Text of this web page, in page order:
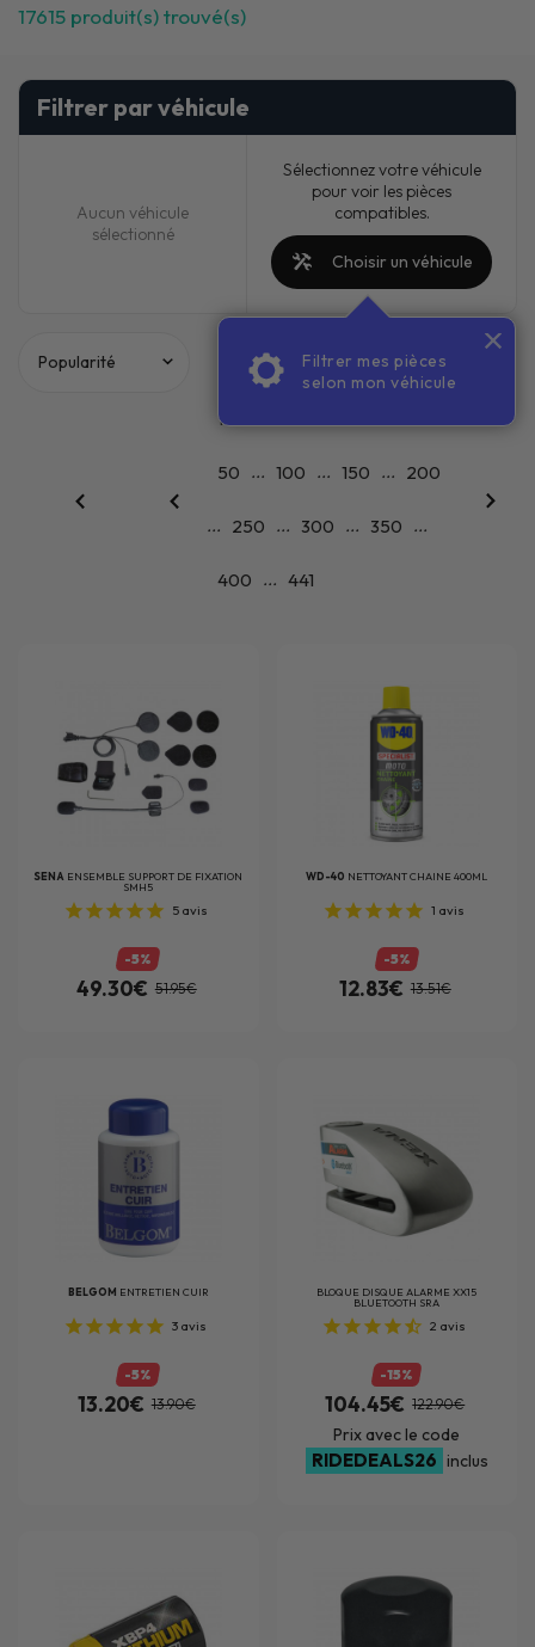
17615 produit(s) trouvé(s)
Filtrer par véhicule
Aucun véhicule
sélectionné
Sélectionnez votre véhicule
pour voir les pièces
compatibles.
Choisir un véhicule
Filtrer mes pièces
selon mon véhicule
PACKS
1
50 ... 100 ... 150 ... 200
... 250 ... 300 ... 350 ...
400 ... 441
SENA ENSEMBLE SUPPORT DE FIXATION
SMH5
5avis
-5%
49.30€ 51.95€
WD-40 NETTOYANT CHAINE 400ML
1 avis
-5%
12.83€ 13.51€
BELGOM ENTRETIEN CUIR
3 avis
-5%
13.20€ 13.90€
BLOQUE DISQUE ALARME XX15
BLUETOOTH SRA
2 avis
-15%
104.45€ 122.90€
Prix avec le code
RIDEDEALS26 inclus